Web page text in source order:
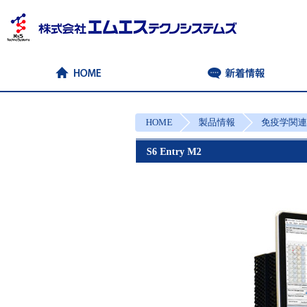
HOME 製品情報 免疫学関連
S6 Entry M2